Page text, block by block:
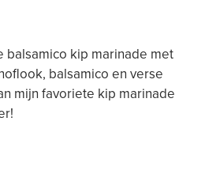
balsamico kip marinade met
balsamico en verse
mijn favoriete kip marinade